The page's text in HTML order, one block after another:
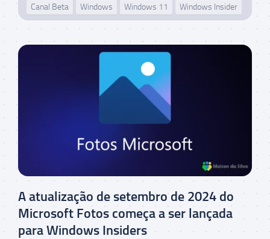
Canal Beta Windows Windows 11 Windows Insider
A atualização de setembro de 2024 do
Microsoft Fotos começa a ser lançada
para Windows Insiders